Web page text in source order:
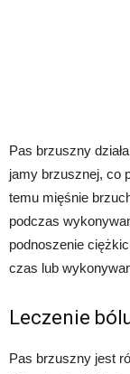
Pas brzuszny
jamy brzusznej, co
temu mięśnie
podczas
podnoszenie
czas lub
Leczenie
Pas brzuszny jest